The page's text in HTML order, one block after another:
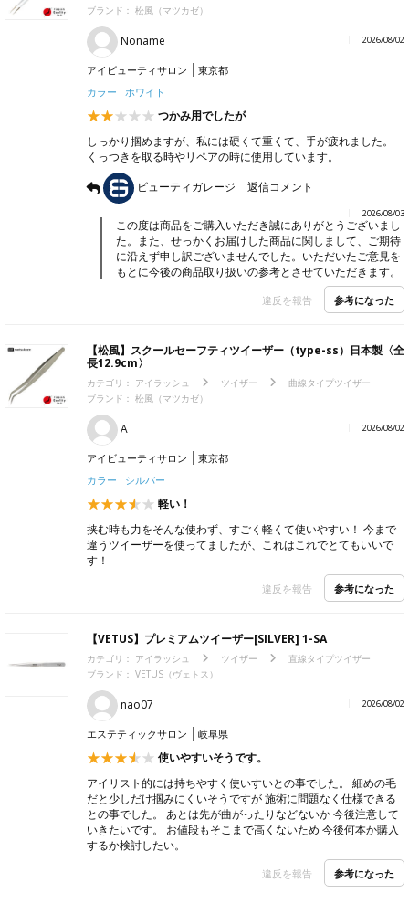
ブランド： 松風（マツカゼ）
Noname 2026/08/02
アイビューティサロン
東京都
カラー : ホワイト
つかみ用でしたが
しっかり掴めますが、私には硬くて重くて、手が疲れました。
くっつきを取る時やリペアの時に使用しています。
ビューティガレージ
返信コメント
2026/08/03
この度は商品をご購入いただき誠にありがとうございまし
た。また、せっかくお届けした商品に関しまして、ご期待
に沿えず申し訳ございませんでした。いただいたご意見を
もとに今後の商品取り扱いの参考とさせていただきます。
違反を報告 参考になった
【松風】スクールセーフティツイーザー（type-ss）日本製〈全
長12.9cm〉
カテゴリ： アイラッシュ ツイザー
曲線タイプツイザー
ブランド： 松風（マツカゼ）
A 2026/08/02
アイビューティサロン
東京都
カラー : シルバー
軽い！
挟む時も力をそんな使わず、すごく軽くて使いやすい！ 今まで
違うツイーザーを使ってましたが、これはこれでとてもいいで
す！
違反を報告 参考になった
【VETUS】プレミアムツイーザー[SILVER] 1-SA
カテゴリ： アイラッシュ ツイザー
直線タイプツイザー
ブランド： VETUS（ヴェトス）
nao07 2026/08/02
エステティックサロン 岐阜県
使いやすいそうです。
アイリスト的には持ちやすく使いすいとの事でした。 細めの毛
だと少しだけ掴みにくいそうですが 施術に問題なく仕様できる
との事でした。 あとは先が曲がったりなどないか 今後注意して
いきたいです。 お値段もそこまで高くないため 今後何本か購入
するか検討したい。
違反を報告 参考になった